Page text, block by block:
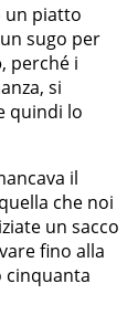
un piatto
sugo per
, perché i
si
quindi lo
il
che noi
un sacco
fino alla
cinquanta